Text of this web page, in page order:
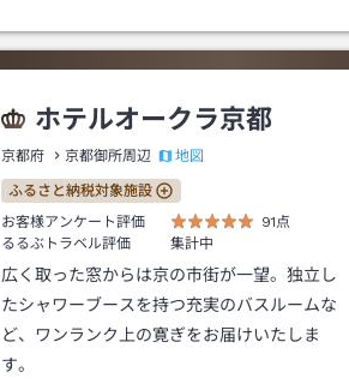
ホテルオークラ京都
京都府 京都御所周辺 地図
ふるさと納税対象施設
お客様アンケート評価
91点
るるぶトラベル評価
集計中
広く取った窓からは京の市街が一望。独立し
たシャワーブースを持つ充実のバスルームな
ど、ワンランク上の寛ぎをお届けいたしま
す。